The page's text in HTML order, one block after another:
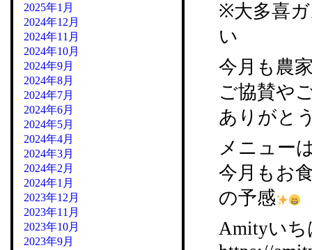
※大多喜
い
今月も農
ご協賛や
ありがと
メニュー
今月もお
の予感
Amityいち
2025年1月
2024年12月
2024年11月
2024年10月
2024年9月
2024年8月
2024年7月
2024年6月
2024年5月
2024年4月
2024年3月
2024年2月
2024年1月
2023年12月
2023年11月
2023年10月
2023年9月